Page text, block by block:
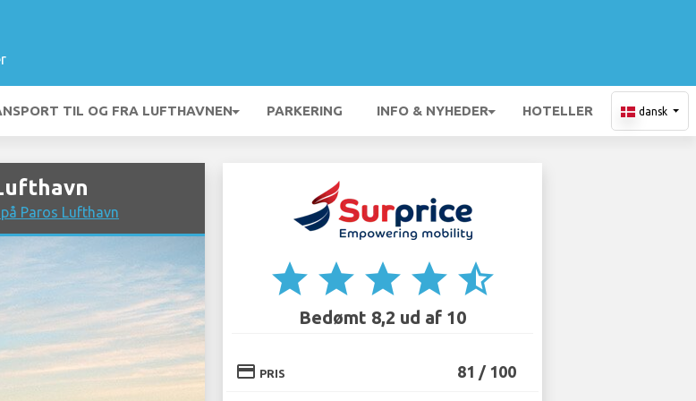
TIL OG FRA LUFTHAVNEN PARKERING INFO & NYHEDER HOTELLER dansk
Paros Lufthavn
star star star star star_half
Bedømt 8,2 ud af 10
credit_card PRIS 81 / 100